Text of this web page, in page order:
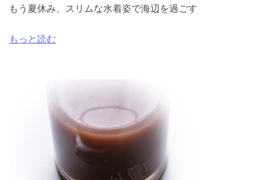
もう夏休み、スリムな水着姿で海辺を過ごす
もっと読む